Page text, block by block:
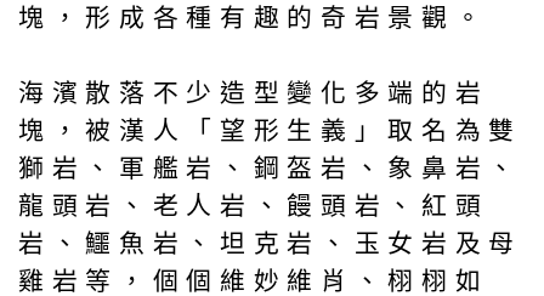
塊，形成各種有趣的奇岩景觀。
海濱散落不少造型變化多端的岩
塊，被漢人「望形生義」取名為雙
獅岩、軍艦岩、鋼盔岩、象鼻岩、
龍頭岩、老人岩、饅頭岩、紅頭
岩、鱷魚岩、坦克岩、玉女岩及母
雞岩等，個個維妙維肖、栩栩如